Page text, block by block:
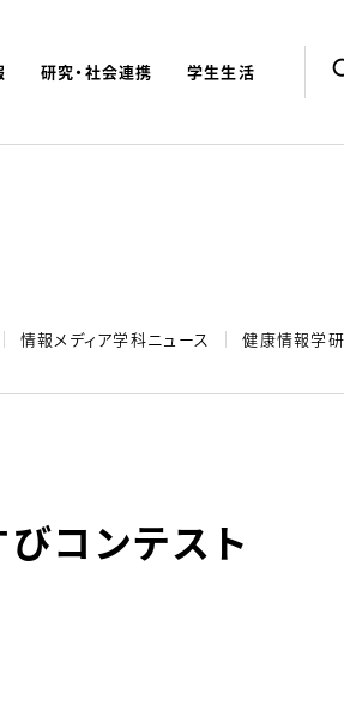
研究・社会連携 学生生活
入試 学費 オープンキャンパス
情報メディア学科ニュース 健康情報学研
コンテスト